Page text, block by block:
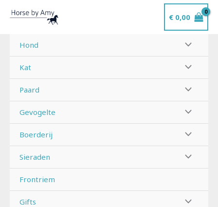
naar
inhoud
€0,00
Hond
Kat
Paard
Gevogelte
Boerderij
Sieraden
Frontriem
Gifts